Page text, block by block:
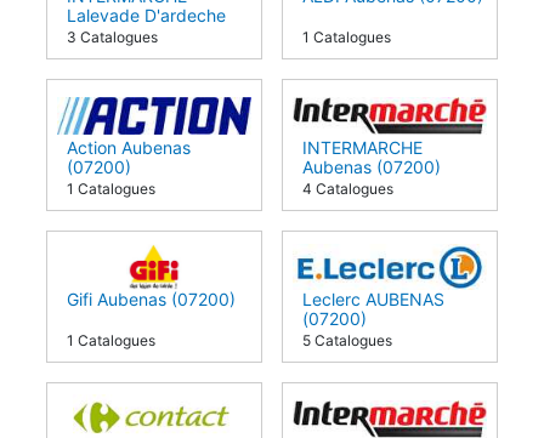
Lalevade D'ardeche
(07380)
3 Catalogues 1 Catalogues
Action Aubenas
(07200)
1 Catalogues
INTERMARCHE
Aubenas (07200)
4 Catalogues
Gifi Aubenas (07200)
1 Catalogues
Leclerc AUBENAS
(07200)
5 Catalogues